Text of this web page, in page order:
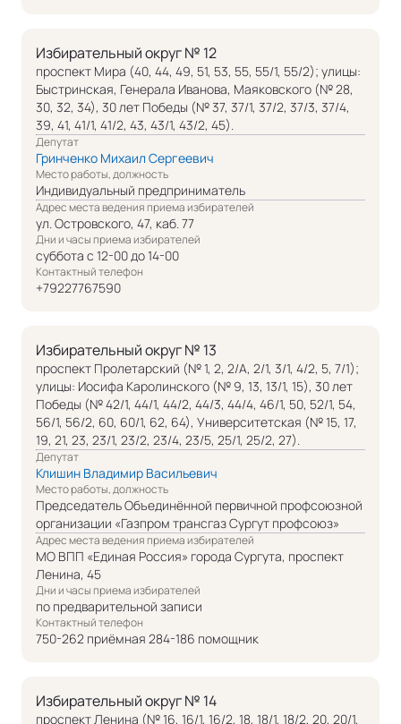
Избирательный округ № 12
проспект Мира (40, 44, 49, 51, 53, 55, 55/1, 55/2); улицы:
Быстринская, Генерала Иванова, Маяковского (№ 28,
30, 32, 34), 30 лет Победы (№ 37, 37/1, 37/2, 37/3, 37/4,
39, 41, 41/1, 41/2, 43, 43/1, 43/2, 45).
Депутат
Гринченко Михаил Сергеевич
Место работы, должность
Индивидуальный предприниматель
Адрес места ведения приема избирателей
ул. Островского, 47, каб. 77
Дни и часы приема избирателей
суббота с 12-00 до 14-00
Контактный телефон
+79227767590
Избирательный округ № 13
проспект Пролетарский (№ 1, 2, 2/А, 2/1, 3/1, 4/2, 5, 7/1);
улицы: Иосифа Каролинского (№ 9, 13, 13/1, 15), 30 лет
Победы (№ 42/1, 44/1, 44/2, 44/3, 44/4, 46/1, 50, 52/1, 54,
56/1, 56/2, 60, 60/1, 62, 64), Университетская (№ 15, 17,
19, 21, 23, 23/1, 23/2, 23/4, 23/5, 25/1, 25/2, 27).
Депутат
Клишин Владимир Васильевич
Место работы, должность
Председатель Объединённой первичной профсоюзной
организации «Газпром трансгаз Сургут профсоюз»
Адрес места ведения приема избирателей
МО ВПП «Единая Россия» города Сургута, проспект
Ленина, 45
Дни и часы приема избирателей
по предварительной записи
Контактный телефон
750-262 приёмная 284-186 помощник
Избирательный округ № 14
проспект Ленина (№ 16, 16/1, 16/2, 18, 18/1, 18/2, 20, 20/1,